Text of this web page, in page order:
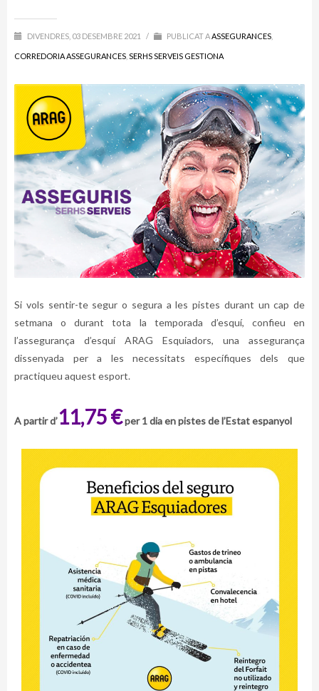
DIVENDRES, 03 DESEMBRE 2021 / PUBLICAT AASSEGURANCES
CORREDORIA ASSEGURANCES SERHS SERVEIS GESTIONA
Si vols sentir-te segur o segura a les pistes durant un cap de
setmana o durant tota la temporada d’esquí, confieu en
l’assegurança d’esquí ARAG Esquiadors, una assegurança
dissenyada per a les necessitats específiques dels que
practiqueu aquest esport.
A partir d’11,75 €per 1 dia en pistes de l’Estat espanyol